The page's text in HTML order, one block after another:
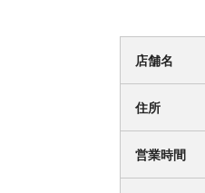
店舗名
住所
営業時間